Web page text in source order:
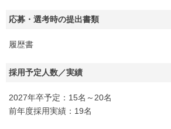
応募・選考時の提出書類
履歴書
採用予定人数／実績
2027年卒予定：15名～20名
前年度採用実績：19名